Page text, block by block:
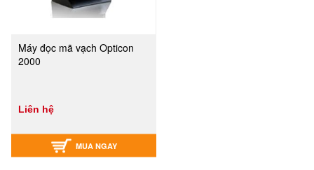
Máy đọc mã vạch Opticon
2000
Liên hệ
MUA NGAY